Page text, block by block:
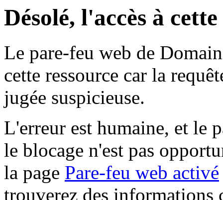
Désolé, l'accès à
Le pare-feu web de
cette ressource car la
jugée suspicieuse.
L'erreur est humaine, et le
le blocage n'est pas
la page Pare-feu web activé
trouverez des informations